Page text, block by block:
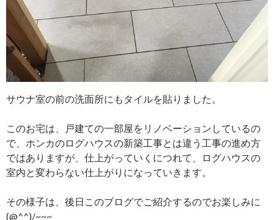
サウナ室の前の洗面所にもタイルを貼りました。
このお宅は、戸建ての一部屋をリノベーションしているの
で、ホンカのログハウスの新築工事とは違う工事の進め方
ではありますが、仕上がっていくにつれて、ログハウスの
室内と変わらない仕上がりになっていきます。
その様子は、後日このブログでご紹介するのでお楽しみに
(@^^)/~~~